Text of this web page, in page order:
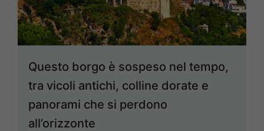
Questo borgo è sospeso nel tempo,
tra vicoli antichi, colline dorate e
panorami che si perdono
all’orizzonte